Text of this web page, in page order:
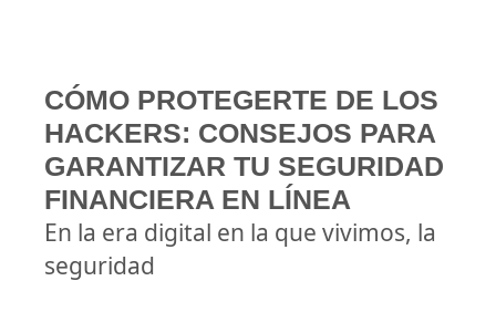
CÓMO PROTEGERTE DE LOS
HACKERS: CONSEJOS PARA
GARANTIZAR TU SEGURIDAD
FINANCIERA EN LÍNEA
En la era digital en la que vivimos, la
seguridad